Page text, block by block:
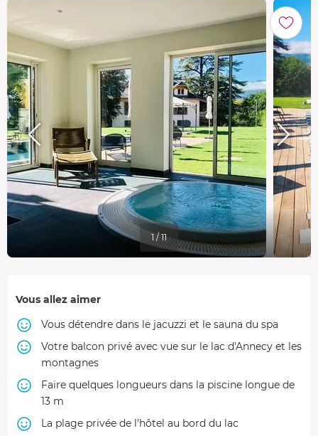
1 / 11
Vous allez aimer
Vous détendre dans le jacuzzi et le sauna du spa
Votre balcon privé avec vue sur le lac d'Annecy et les
montagnes
Faire quelques longueurs dans la piscine longue de
13 m
La plage privée de l'hôtel au bord du lac